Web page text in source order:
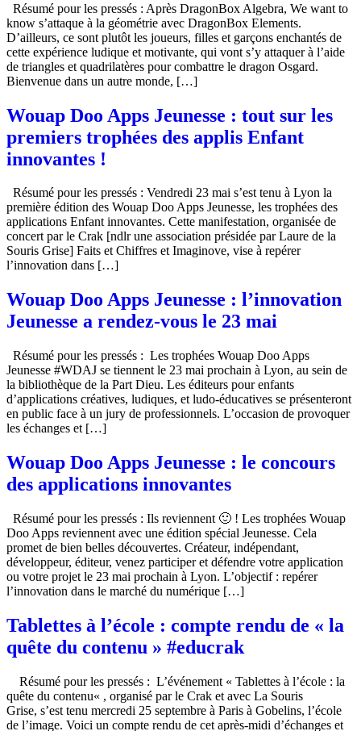
Résumé pour les pressés : Après DragonBox Algebra, We want to
know s’attaque à la géométrie avec DragonBox Elements.
D’ailleurs, ce sont plutôt les joueurs, filles et garçons enchantés de
cette expérience ludique et motivante, qui vont s’y attaquer à l’aide
de triangles et quadrilatères pour combattre le dragon Osgard.
Bienvenue dans un autre monde, […]
Wouap Doo Apps Jeunesse : tout sur les
premiers trophées des applis Enfant
innovantes !
Résumé pour les pressés : Vendredi 23 mai s’est tenu à Lyon la
première édition des Wouap Doo Apps Jeunesse, les trophées des
applications Enfant innovantes. Cette manifestation, organisée de
concert par le Crak [ndlr une association présidée par Laure de la
Souris Grise] Faits et Chiffres et Imaginove, vise à repérer
l’innovation dans […]
Wouap Doo Apps Jeunesse : l’innovation
Jeunesse a rendez-vous le 23 mai
Résumé pour les pressés : Les trophées Wouap Doo Apps
Jeunesse #WDAJ se tiennent le 23 mai prochain à Lyon, au sein de
la bibliothèque de la Part Dieu. Les éditeurs pour enfants
d’applications créatives, ludiques, et ludo-éducatives se présenteront
en public face à un jury de professionnels. L’occasion de provoquer
les échanges et […]
Wouap Doo Apps Jeunesse : le concours
des applications innovantes
Résumé pour les pressés : Ils reviennent 🙂 ! Les trophées Wouap
Doo Apps reviennent avec une édition spécial Jeunesse. Cela
promet de bien belles découvertes. Créateur, indépendant,
développeur, éditeur, venez participer et défendre votre application
ou votre projet le 23 mai prochain à Lyon. L’objectif : repérer
l’innovation dans le marché du numérique […]
Tablettes à l’école : compte rendu de « la
quête du contenu » #educrak
Résumé pour les pressés : L’événement « Tablettes à l’école : la
quête du contenu« , organisé par le Crak et avec La Souris
Grise, s’est tenu mercredi 25 septembre à Paris à Gobelins, l’école
de l’image. Voici un compte rendu de cet après-midi d’échanges et